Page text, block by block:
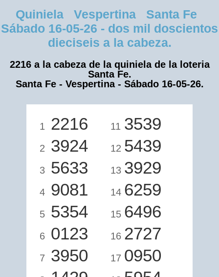
Quiniela Vespertina Santa Fe
Sábado 16-05-26 - dos mil doscientos
dieciseis a la cabeza.
2216 a la cabeza de la quiniela de la loteria
Santa Fe.
Santa Fe - Vespertina - Sábado 16-05-26.
1 2216
2 3924
3 5633
4 9081
5 5354
6 0123
7 3950
11 3539
12 5439
13 3929
14 6259
15 6496
16 2727
17 0950